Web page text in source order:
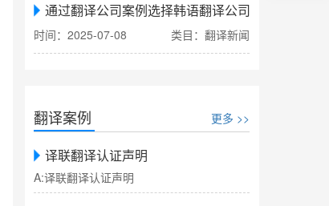
通过翻译公司案例选择韩语翻译公司
时间：2025-07-08 类目：翻译新闻
翻译案例 更多 >>
译联翻译认证声明
A:译联翻译认证声明